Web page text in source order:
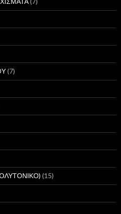
(7)
(15)